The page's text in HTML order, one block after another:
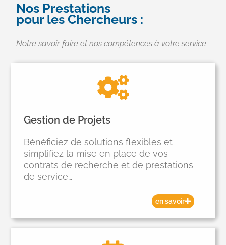
Nos Prestations
pour les Chercheurs :
Notre savoir-faire et nos compétences à votre service
Gestion de Projets
Bénéficiez de solutions flexibles et
simplifiez la mise en place de vos
contrats de recherche et de prestations
de service…
en savoir